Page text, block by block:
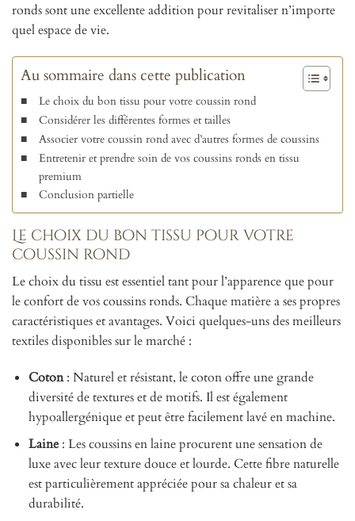
ronds sont une excellente addition pour revitaliser n’importe
quel espace de vie.
Au sommaire dans cette publication
Le choix du bon tissu pour votre coussin rond
Considérer les différentes formes et tailles
Associer votre coussin rond avec d’autres formes de coussins
Entretenir et prendre soin de vos coussins ronds en tissu
premium
Conclusion partielle
Le choix du bon tissu pour votre
coussin rond
Le choix du tissu est essentiel tant pour l’apparence que pour
le confort de vos coussins ronds. Chaque matière a ses propres
caractéristiques et avantages. Voici quelques-uns des meilleurs
textiles disponibles sur le marché :
Coton: Naturel et résistant, le coton offre une grande
diversité de textures et de motifs. Il est également
hypoallergénique et peut être facilement lavé en machine.
Laine: Les coussins en laine procurent une sensation de
luxe avec leur texture douce et lourde. Cette fibre naturelle
est particulièrement appréciée pour sa chaleur et sa
durabilité.